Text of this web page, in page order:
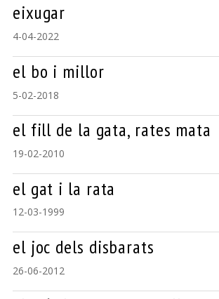
eixugar
4-04-2022
el bo i millor
5-02-2018
el fill de la gata, rates mata
19-02-2010
el gat i la rata
12-03-1999
el joc dels disbarats
26-06-2012